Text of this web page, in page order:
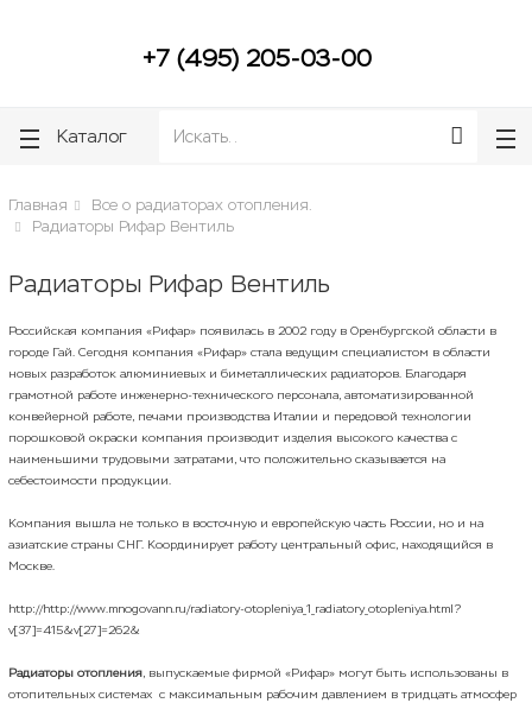
+7 (495) 205-03-00
Каталог
Главная
Все о радиаторах отопления.
Радиаторы Рифар Вентиль
Радиаторы Рифар Вентиль
Российская компания «Рифар» появилась в 2002 году в Оренбургской области в
городе Гай. Сегодня компания «Рифар» стала ведущим специалистом в области
новых разработок алюминиевых и биметаллических радиаторов. Благодаря
грамотной работе инженерно-технического персонала, автоматизированной
конвейерной работе, печами производства Италии и передовой технологии
порошковой окраски компания производит изделия высокого качества с
наименьшими трудовыми затратами, что положительно сказывается на
себестоимости продукции.
Компания вышла не только в восточную и европейскую часть России, но и на
азиатские страны СНГ. Координирует работу центральный офис, находящийся в
Москве.
http://http://www.mnogovann.ru/radiatory-otopleniya_1_radiatory_otopleniya.html?
v[37]=415&v[27]=262&
Радиаторы отопления, выпускаемые фирмой «Рифар» могут быть использованы в
отопительных системах с максимальным рабочим давлением в тридцать атмосфер